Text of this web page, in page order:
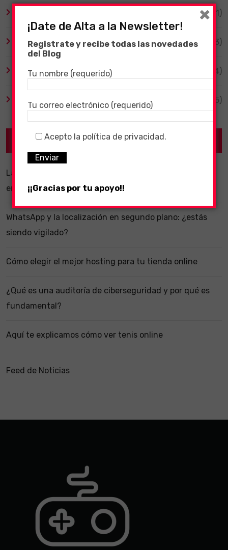
(1)
TV y Series (3)
Videojuegos (204)
Virales (55)
Recent Posts
La importancia de un software ERP dentro de una
empresa
WhatsApp y la localización en segundo plano: ¿estás
siendo vigilado?
Cómo elegir el mejor hosting para tu tienda online
¿Qué es una auditoría de ciberseguridad y por qué es
fundamental?
Aquí te explicamos cómo ver tenis online
Feed de Noticias
¡Date de Alta a la Newsletter!
Registrate y recibe todas las novedades
del Blog
Tu nombre (requerido)
Tu correo electrónico (requerido)
Acepto la política de privacidad.
¡¡Gracias por tu apoyo!!
×